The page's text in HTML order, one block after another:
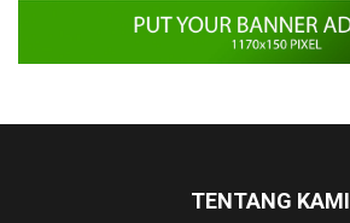
TENTANG KAMI